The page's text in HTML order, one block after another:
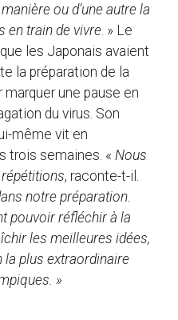
ou d’une autre la
en train de vivre. » Le
les Japonais avaient
la préparation de la
une pause en
du virus. Son
même vit en
trois semaines. « Nous
, raconte-t-il.
notre préparation.
pouvoir réfléchir à la
les meilleures idées,
la plus extraordinaire
»